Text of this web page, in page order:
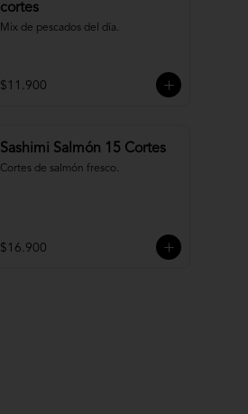
cortes
Mix de pescados del día.
$11.900
Sashimi Salmón 15 Cortes
Cortes de salmón fresco.
$16.900